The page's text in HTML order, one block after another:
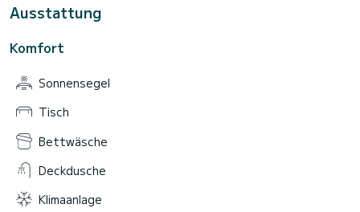
Ausstattung
Komfort
Sonnensegel
Tisch
Bettwäsche
Deckdusche
Klimaanlage